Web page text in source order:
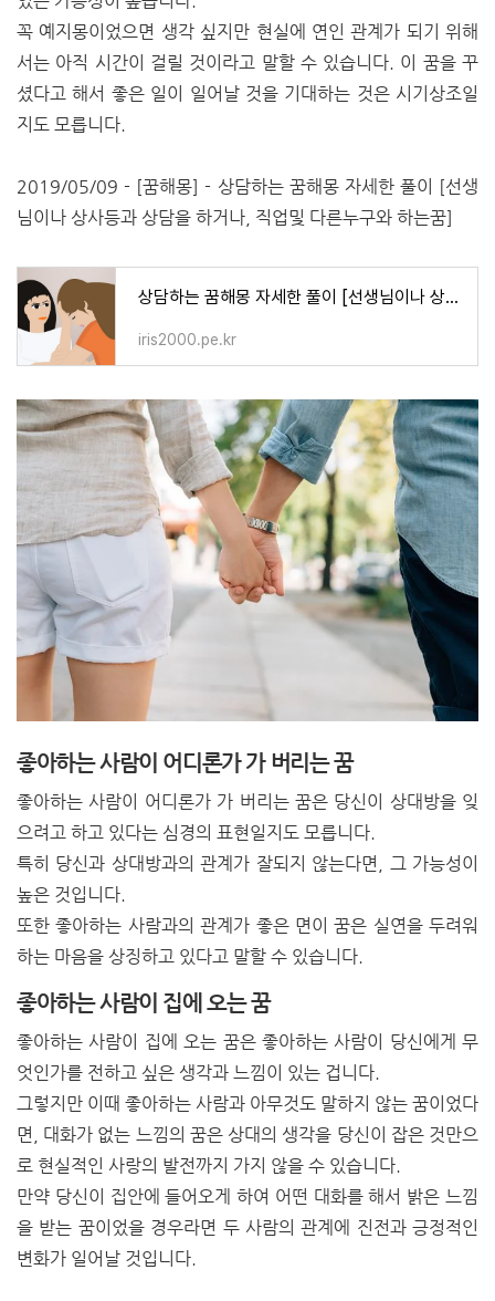
꼭 예지몽이었으면 생각 싶지만 현실에 연인 관계가 되기 위해
서는 아직 시간이 걸릴 것이라고 말할 수 있습니다. 이 꿈을 꾸
셨다고 해서 좋은 일이 일어날 것을 기대하는 것은 시기상조일
지도 모릅니다.
2019/05/09 - [꿈해몽] - 상담하는 꿈해몽 자세한 풀이 [선생
님이나 상사등과 상담을 하거나, 직업및 다른누구와 하는꿈]
상담하는 꿈해몽 자세한 풀이 [선생님이나 상사등과 상담을 하거나, 직업및 다른누구와 하는꿈]
iris2000.pe.kr
좋아하는 사람이 어디론가 가 버리는 꿈
좋아하는 사람이 어디론가 가 버리는 꿈은 당신이 상대방을 잊
으려고 하고 있다는 심경의 표현일지도 모릅니다.
특히 당신과 상대방과의 관계가 잘되지 않는다면, 그 가능성이
높은 것입니다.
또한 좋아하는 사람과의 관계가 좋은 면이 꿈은 실연을 두려워
하는 마음을 상징하고 있다고 말할 수 있습니다.
좋아하는 사람이 집에 오는 꿈
좋아하는 사람이 집에 오는 꿈은 좋아하는 사람이 당신에게 무
엇인가를 전하고 싶은 생각과 느낌이 있는 겁니다.
그렇지만 이때 좋아하는 사람과 아무것도 말하지 않는 꿈이었다
면, 대화가 없는 느낌의 꿈은 상대의 생각을 당신이 잡은 것만으
로 현실적인 사랑의 발전까지 가지 않을 수 있습니다.
만약 당신이 집안에 들어오게 하여 어떤 대화를 해서 밝은 느낌
을 받는 꿈이었을 경우라면 두 사람의 관계에 진전과 긍정적인
변화가 일어날 것입니다.